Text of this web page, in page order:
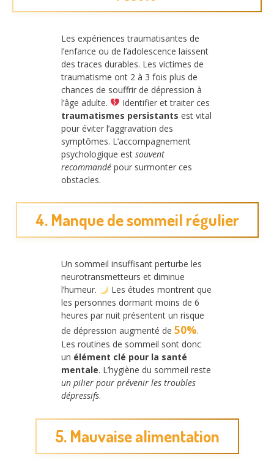
Les expériences traumatisantes de
l’enfance ou de l’adolescence laissent
des traces durables. Les victimes de
traumatisme ont 2 à 3 fois plus de
chances de souffrir de dépression à
l’âge adulte.
Identifier et traiter ces
traumatismes persistants est vital
pour éviter l’aggravation des
symptômes. L’accompagnement
psychologique est souvent
recommandé pour surmonter ces
obstacles.
4. Manque de sommeil régulier
Un sommeil insuffisant perturbe les
neurotransmetteurs et diminue
l’humeur.
Les études montrent que
les personnes dormant moins de 6
heures par nuit présentent un risque
de dépression augmenté de 50%.
Les routines de sommeil sont donc
un élément clé pour la santé
mentale. L’hygiène du sommeil reste
un pilier pour prévenir les troubles
dépressifs.
5. Mauvaise alimentation